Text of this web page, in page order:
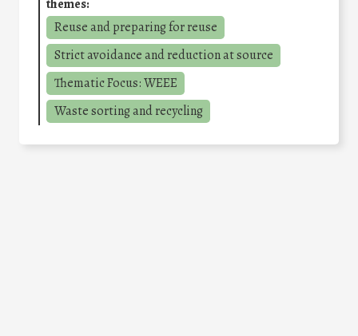
themes:
Reuse and preparing for reuse
Strict avoidance and reduction at source
Thematic Focus: WEEE
Waste sorting and recycling